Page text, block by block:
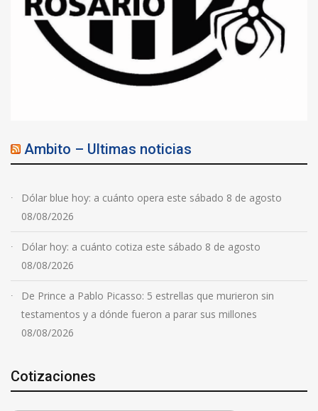
Ambito – Ultimas noticias
Dólar blue hoy: a cuánto opera este sábado 8 de agosto
08/08/2026
Dólar hoy: a cuánto cotiza este sábado 8 de agosto
08/08/2026
De Prince a Pablo Picasso: 5 estrellas que murieron sin
testamentos y a dónde fueron a parar sus millones
08/08/2026
Cotizaciones